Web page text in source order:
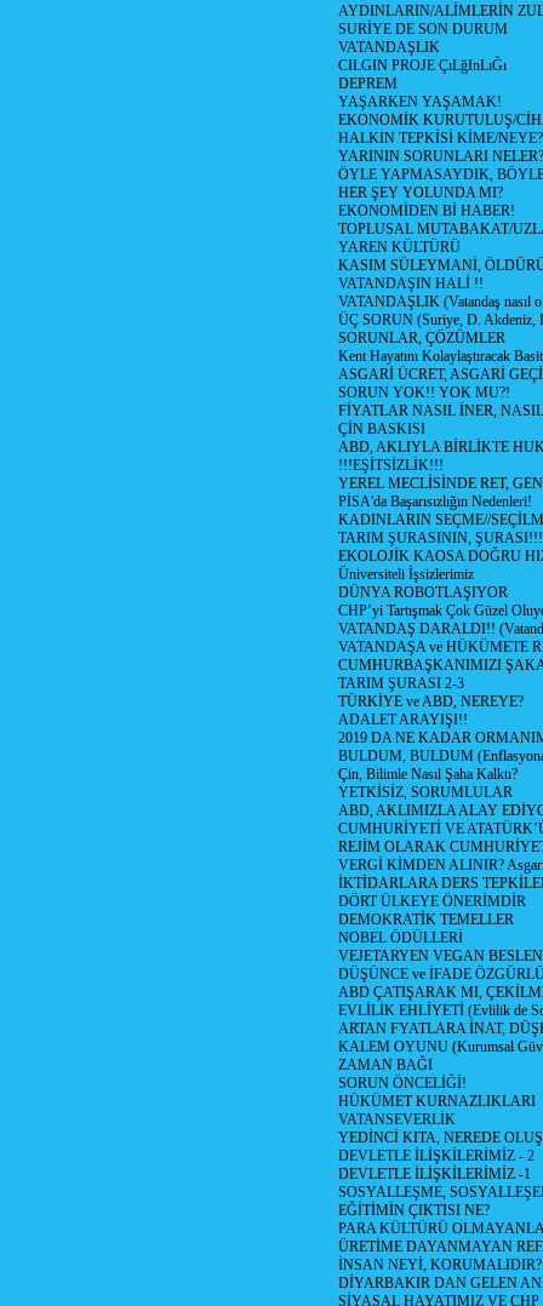
AYDINLARIN/ALİMLERİN
SURİYE DE SON DURUM
VATANDAŞLIK
CILGIN PROJE ÇıLğInLıĞı
DEPREM
YAŞARKEN YAŞAMAK!
EKONOMİK KURUTULUŞ/
HALKIN TEPKİSİ KİME/NEYE?
YARININ SORUNLARI NELER?
ÖYLE YAPMASAYDIK,
HER ŞEY YOLUNDA MI?
EKONOMİDEN Bİ HABER!
TOPLUSAL MUTABAKAT/
YAREN KÜLTÜRÜ
KASIM SÜLEYMANİ,
VATANDAŞIN HALİ !!
VATANDAŞLIK (Vatandaş nasıl
ÜÇ SORUN (Suriye, D. Akdeniz,
SORUNLAR, ÇÖZÜMLER
Kent Hayatını Kolaylaştıracak
ASGARİ ÜCRET, ASGARİ
SORUN YOK!! YOK MU?!
FİYATLAR NASIL İNER,
ÇİN BASKISI
ABD, AKLIYLA BİRLİKTE
!!!EŞİTSİZLİK!!!
YEREL MECLİSİNDE RET,
PİSA'da Başarısızlığın Nedenleri!
KADINLARIN SEÇME//
TARIM ŞURASININ, ŞURASI!!!
EKOLOJİK KAOSA DOĞRU
Üniversiteli İşsizlerimiz
DÜNYA ROBOTLAŞIYOR
CHP’yi Tartışmak Çok Güzel
VATANDAŞ DARALDI!!
VATANDAŞA ve HÜKÜMETE
CUMHURBAŞKANIMIZI
TARIM ŞURASI 2-3
TÜRKİYE ve ABD, NEREYE?
ADALET ARAYIŞI!!
2019 DA NE KADAR
BULDUM, BULDUM
Çin, Bilimle Nasıl Şaha Kalktı?
YETKİSİZ, SORUMLULAR
ABD, AKLIMIZLA ALAY
CUMHURİYETİ VE
REJİM OLARAK
VERGİ KİMDEN ALINIR?
İKTİDARLARA DERS
DÖRT ÜLKEYE ÖNERİMDİR
DEMOKRATİK TEMELLER
NOBEL ÖDÜLLERİ
VEJETARYEN VEGAN
DÜŞÜNCE ve İFADE
ABD ÇATIŞARAK MI,
EVLİLİK EHLİYETİ (Evlilik de
ARTAN FYATLARA İNAT,
KALEM OYUNU (Kurumsal
ZAMAN BAĞI
SORUN ÖNCELİĞİ!
HÜKÜMET KURNAZLIKLARI
VATANSEVERLİK
YEDİNCİ KITA, NEREDE
DEVLETLE İLİŞKİLERİMİZ - 2
DEVLETLE İLİŞKİLERİMİZ -1
SOSYALLEŞME,
EĞİTİMİN ÇIKTISI NE?
PARA KÜLTÜRÜ
ÜRETİME DAYANMAYAN
İNSAN NEYİ, KORUMALIDIR?
DİYARBAKIR DAN GELEN
SİYASAL HAYATIMIZ VE CHP